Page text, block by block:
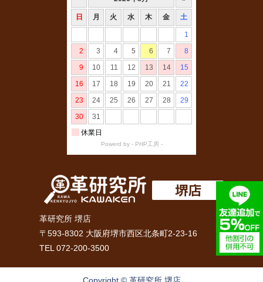
革研究所 堺店
〒593-8302 大阪府堺市西区北条町2-23-16
TEL 072-200-3500